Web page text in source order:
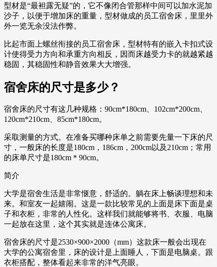
型材是“最袒露无疑”的，它不像闭合管那样中间可以加水泥加
沙子，以便于增加床的重量，型材做成的员工宿舍床，里里外
外一览无余没法作弊。
比起市面上螺丝衔接的员工宿舍床，型材特有的嵌入卡扣式设
计使得受力方向和承重方向相反，因而床越受力卡的就越紧越
稳固，其稳固性和静音效果大大增强。
宿舍床的尺寸是多少？
宿舍床的尺寸有这几种规格：90cm*180cm、102cm*200cm、
120cm*210cm、85cm*180cm。
采取测量的方式。在准备买哪种床单之前需要先量一下床的尺
寸，一般床的长度是180cm，186cm，200cm以及210cm；常用
的床单尺寸是180cm＊90cm。
简介
大学是宿舍生活是非常惬意，舒适的。躺在床上畅谈理想和未
来。和室友一起嬉闹。这是一款比较常见的上面是床下面是桌
子和衣柜，非常的人性化。这样我们就能够将书、衣服、电脑
一起放在这里，这个其实就是连体公寓床。
宿舍床的尺寸是2530×900×2000（mm）这款床一般会出现在
大学的公寓宿舍里，床的设计是上面睡人，下面是电脑桌。跟
衣柜搭配，整体看起来非常的洋气亮眼。